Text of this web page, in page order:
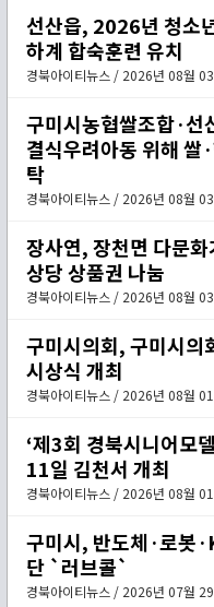
선산읍, 2026년 청소
하계 합숙훈련 유치
경북아이티뉴스 / 2026년 08월
구미시농협쌀조합·선
결식우려아동 위해 쌀
탁
경북아이티뉴스 / 2026년 08월
장사연, 장천면 다문
상당 상품권 나눔
경북아이티뉴스 / 2026년 08월
구미시의회, 구미시의
시상식 개최
경북아이티뉴스 / 2026년 08월
‘제3회 경북시니어모
11일 김천서 개최
경북아이티뉴스 / 2026년 08월
구미시, 반도체·로봇
단 `러브콜`
경북아이티뉴스 / 2026년 07월